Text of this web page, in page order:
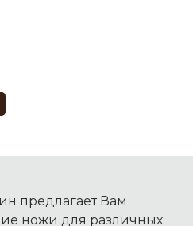
предлагает Вам
ножи для различных